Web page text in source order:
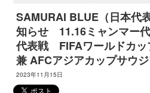
SAMURAI BLUE（日本代
知らせ 11.16ミャンマー
代表戦 FIFAワールドカッ
兼 AFCアジアカップサウ
2023年11月15日